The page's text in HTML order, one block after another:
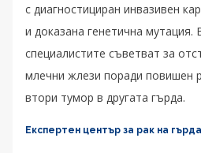
с диагностициран инвазивен
и доказана генетична мутация.
специалистите съветват за
млечни жлези поради повишен
втори тумор в другата гърда.
Експертен център за рак на